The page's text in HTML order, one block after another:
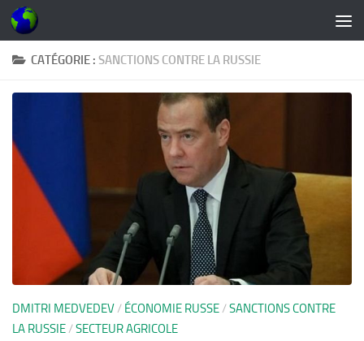
Skip to content
CATÉGORIE : SANCTIONS CONTRE LA RUSSIE
DMITRI MEDVEDEV / ÉCONOMIE RUSSE /SANCTIONS CONTRE
LA RUSSIE /SECTEUR AGRICOLE